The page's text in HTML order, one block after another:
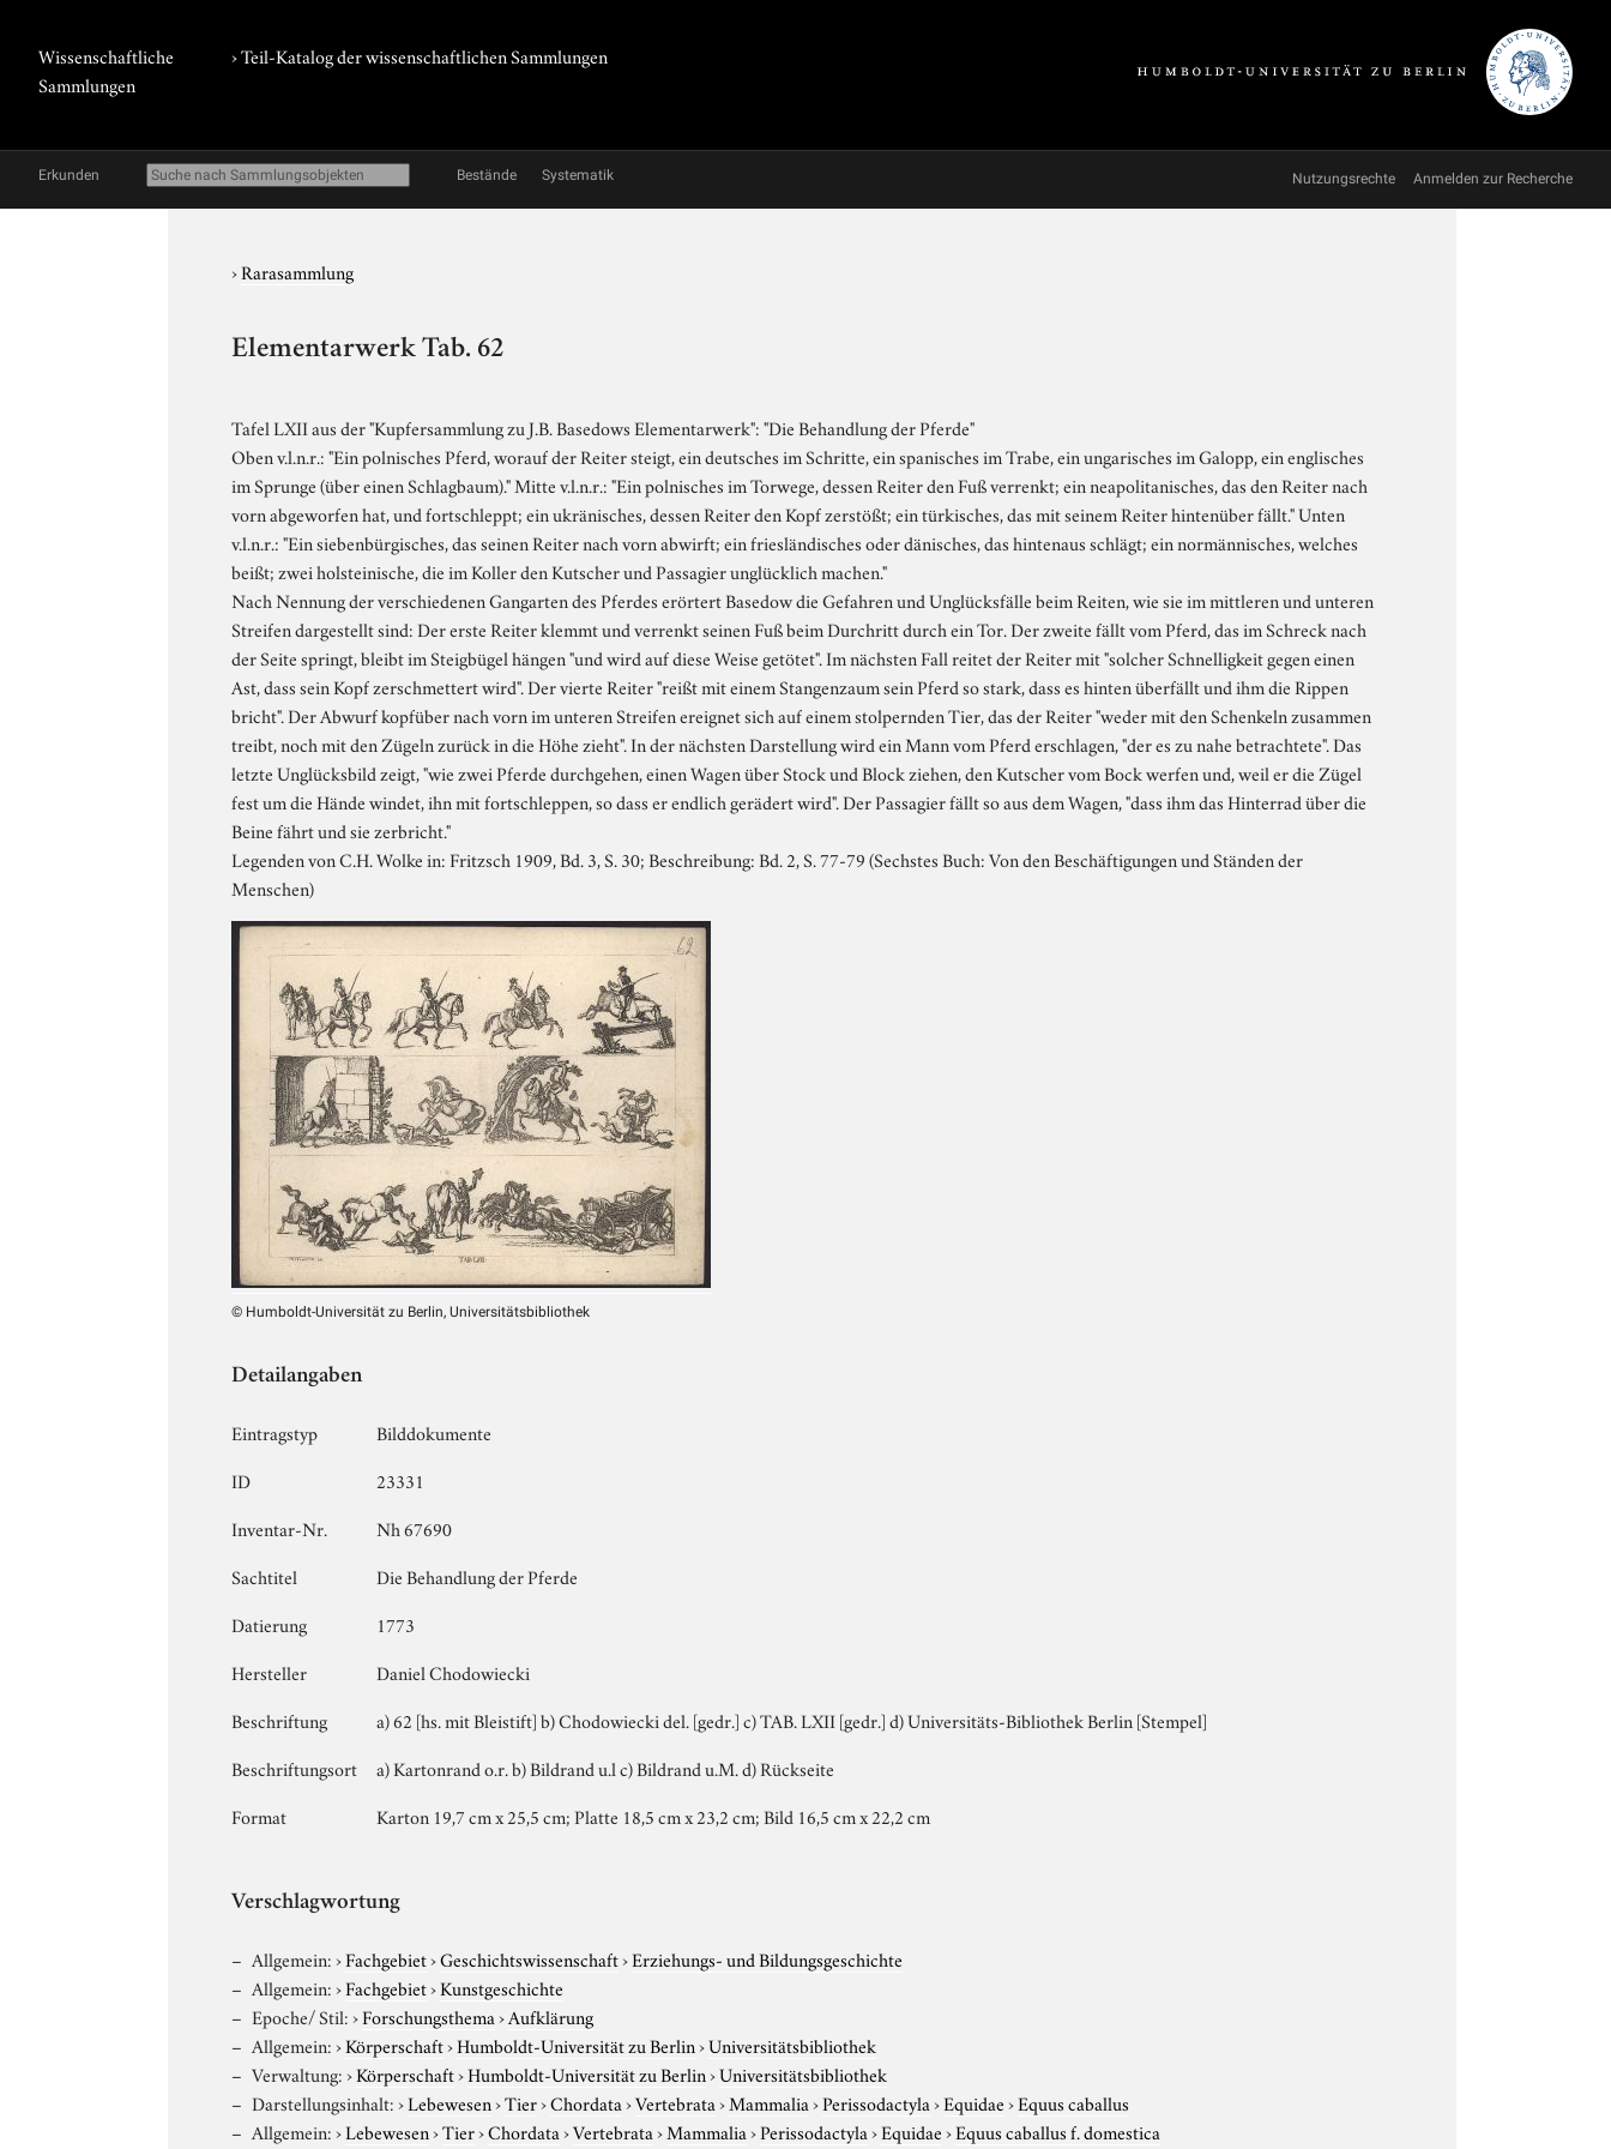
Wissenschaftliche
Sammlungen
› Teil-Katalog der wissenschaftlichen Sammlungen
Erkunden Bestände Systematik Nutzungsrechte Anmelden zur Recherche
›Rarasammlung
Elementarwerk Tab. 62
Tafel LXII aus der "Kupfersammlung zu J.B. Basedows Elementarwerk": "Die Behandlung der Pferde"
Oben v.l.n.r.: "Ein polnisches Pferd, worauf der Reiter steigt, ein deutsches im Schritte, ein spanisches im Trabe, ein ungarisches im Galopp, ein englisches
im Sprunge (über einen Schlagbaum)." Mitte v.l.n.r.: "Ein polnisches im Torwege, dessen Reiter den Fuß verrenkt; ein neapolitanisches, das den Reiter nach
vorn abgeworfen hat, und fortschleppt; ein ukränisches, dessen Reiter den Kopf zerstößt; ein türkisches, das mit seinem Reiter hintenüber fällt." Unten
v.l.n.r.: "Ein siebenbürgisches, das seinen Reiter nach vorn abwirft; ein friesländisches oder dänisches, das hintenaus schlägt; ein normännisches, welches
beißt; zwei holsteinische, die im Koller den Kutscher und Passagier unglücklich machen."
Nach Nennung der verschiedenen Gangarten des Pferdes erörtert Basedow die Gefahren und Unglücksfälle beim Reiten, wie sie im mittleren und unteren
Streifen dargestellt sind: Der erste Reiter klemmt und verrenkt seinen Fuß beim Durchritt durch ein Tor. Der zweite fällt vom Pferd, das im Schreck nach
der Seite springt, bleibt im Steigbügel hängen "und wird auf diese Weise getötet". Im nächsten Fall reitet der Reiter mit "solcher Schnelligkeit gegen einen
Ast, dass sein Kopf zerschmettert wird". Der vierte Reiter "reißt mit einem Stangenzaum sein Pferd so stark, dass es hinten überfällt und ihm die Rippen
bricht". Der Abwurf kopfüber nach vorn im unteren Streifen ereignet sich auf einem stolpernden Tier, das der Reiter "weder mit den Schenkeln zusammen
treibt, noch mit den Zügeln zurück in die Höhe zieht". In der nächsten Darstellung wird ein Mann vom Pferd erschlagen, "der es zu nahe betrachtete". Das
letzte Unglücksbild zeigt, "wie zwei Pferde durchgehen, einen Wagen über Stock und Block ziehen, den Kutscher vom Bock werfen und, weil er die Zügel
fest um die Hände windet, ihn mit fortschleppen, so dass er endlich gerädert wird". Der Passagier fällt so aus dem Wagen, "dass ihm das Hinterrad über die
Beine fährt und sie zerbricht."
Legenden von C.H. Wolke in: Fritzsch 1909, Bd. 3, S. 30; Beschreibung: Bd. 2, S. 77-79 (Sechstes Buch: Von den Beschäftigungen und Ständen der
Menschen)
© Humboldt-Universität zu Berlin, Universitätsbibliothek
Detailangaben
Eintragstyp
Bilddokumente
ID
23331
Inventar-Nr.
Nh 67690
Sachtitel
Die Behandlung der Pferde
Datierung
1773
Hersteller
Daniel Chodowiecki
Beschriftung
a) 62 [hs. mit Bleistift] b) Chodowiecki del. [gedr.] c) TAB. LXII [gedr.] d) Universitäts-Bibliothek Berlin [Stempel]
Beschriftungsort
a) Kartonrand o.r. b) Bildrand u.l c) Bildrand u.M. d) Rückseite
Format
Karton 19,7 cm x 25,5 cm; Platte 18,5 cm x 23,2 cm; Bild 16,5 cm x 22,2 cm
Verschlagwortung
Allgemein:›Fachgebiet›Geschichtswissenschaft›Erziehungs- und Bildungsgeschichte
Allgemein:›Fachgebiet›Kunstgeschichte
Epoche/ Stil:›Forschungsthema›Aufklärung
Allgemein:›Körperschaft›Humboldt-Universität zu Berlin›Universitätsbibliothek
Verwaltung:›Körperschaft›Humboldt-Universität zu Berlin›Universitätsbibliothek
Darstellungsinhalt:›Lebewesen›Tier›Chordata›Vertebrata›Mammalia›Perissodactyla›Equidae›Equus caballus
Allgemein:›Lebewesen›Tier›Chordata›Vertebrata›Mammalia›Perissodactyla›Equidae›Equus caballus f. domestica